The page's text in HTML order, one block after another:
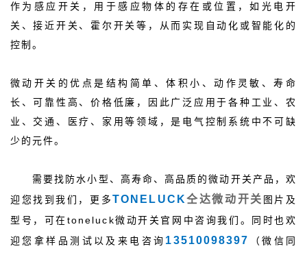
作为感应开关，用于感应物体的存在或位置，如光电开
关、接近开关、霍尔开关等，从而实现自动化或智能化的
控制。
微动开关的优点是结构简单、体积小、动作灵敏、寿命
长、可靠性高、价格低廉，因此广泛应用于各种工业、农
业、交通、医疗、家用等领域，是电气控制系统中不可缺
少的元件。
需要找防水小型、高寿命、高品质的微动开关产品，欢
迎您找到我们，更多TONELUCK仝达微动开关 图片及
型号，可在toneluck微动开关官网中咨询我们。同时也欢
迎您拿样品测试以及来电咨询 13510098397
（微信同